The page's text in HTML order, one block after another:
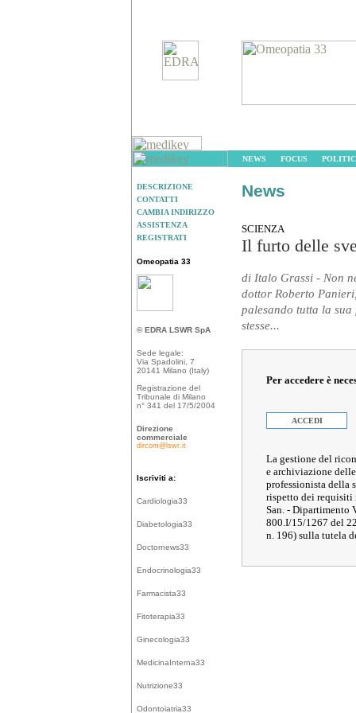
NEWS FOCUS
DESCRIZIONE
CONTATTI
CAMBIA INDIRIZZO
ASSISTENZA
REGISTRATI
Omeopatia 33
© EDRA LSWR SpA
Sede legale:
Via Spadolini, 7
20141 Milano (Italy)
Registrazione del
Tribunale di Milano
n° 341 del 17/5/2004
Direzione
commerciale
dircom@lswr.it
Iscriviti a:
Cardiologia33
Diabetologia33
Doctornews33
Endocrinologia33
Farmacista33
Fitoterapia33
Ginecologia33
MedicinaInterna33
Nutrizione33
Odontoiatria33
News
SCIENZA
Il furto delle
di Italo Grassi - Non
dottor Roberto
palesando tutta la
stesse...
Per accedere è
ACCEDI
La gestione del
e archiviazione
professionista della
rispetto dei
San. - Dipartimento
800.I/15/1267 del
n. 196) sulla tutela